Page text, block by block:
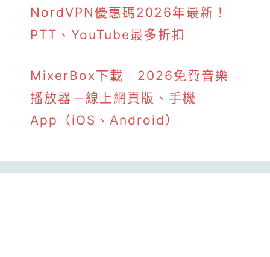
NordVPN優惠碼2026年最新！
PTT、YouTube最多折扣
MixerBox下載｜2026免費音樂
播放器－線上網頁版、手機
App（iOS、Android）